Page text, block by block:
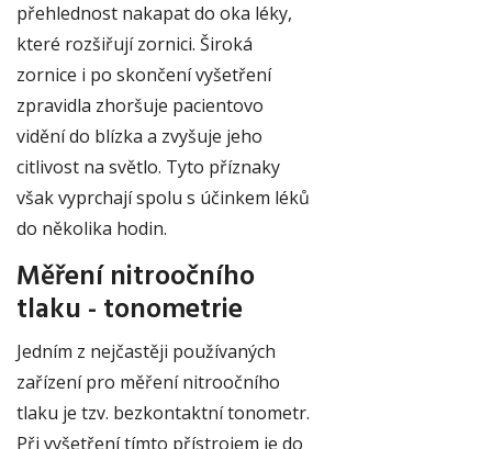
přehlednost nakapat do oka léky,
které rozšiřují zornici. Široká
zornice i po skončení vyšetření
zpravidla zhoršuje pacientovo
vidění do blízka a zvyšuje jeho
citlivost na světlo. Tyto příznaky
však vyprchají spolu s účinkem léků
do několika hodin.
Měření nitroočního
tlaku - tonometrie
Jedním z nejčastěji používaných
zařízení pro měření nitroočního
tlaku je tzv. bezkontaktní tonometr.
Při vyšetření tímto přístrojem je do